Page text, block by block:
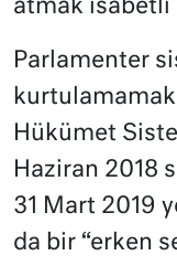
atmak isabetli
Parlamenter
Hükümet
Haziran 2018
31 Mart 2019
da bir “erken